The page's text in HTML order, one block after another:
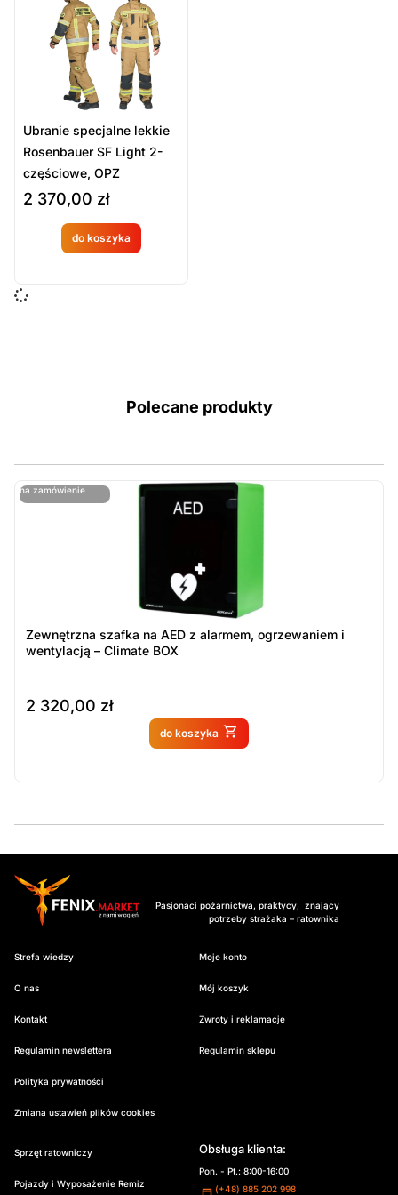
Cena
Kategorie Produktów
Ubrania specjalne
Umundurowanie
Umundurowanie specjalne i koszarowe
Ubranie specjalne lekkie
Rosenbauer SF Light 2-
częściowe, OPZ
2 370,00 zł
do koszyka
Produkt
dostępny
Polecane produkty
na zamówienie
ostatnie sztuki
Zewnętrzna szafka na AED z alarmem, ogrzewaniem i
wentylacją – Climate BOX
2 320,00 zł
do koszyka
Produkt dostępny na
Pasjonaci pożarnictwa, praktycy, znający
potrzeby strażaka – ratownika
Strefa wiedzy
O nas
Kontakt
Regulamin newslettera
Polityka prywatności
Zmiana ustawień plików cookies
Moje konto
Mój koszyk
Zwroty i reklamacje
Regulamin sklepu
Sprzęt ratowniczy
Pojazdy i Wyposażenie Remiz
Obsługa klienta:
Pon. - Pt.: 8:00-16:00
(+48) 885 202 998